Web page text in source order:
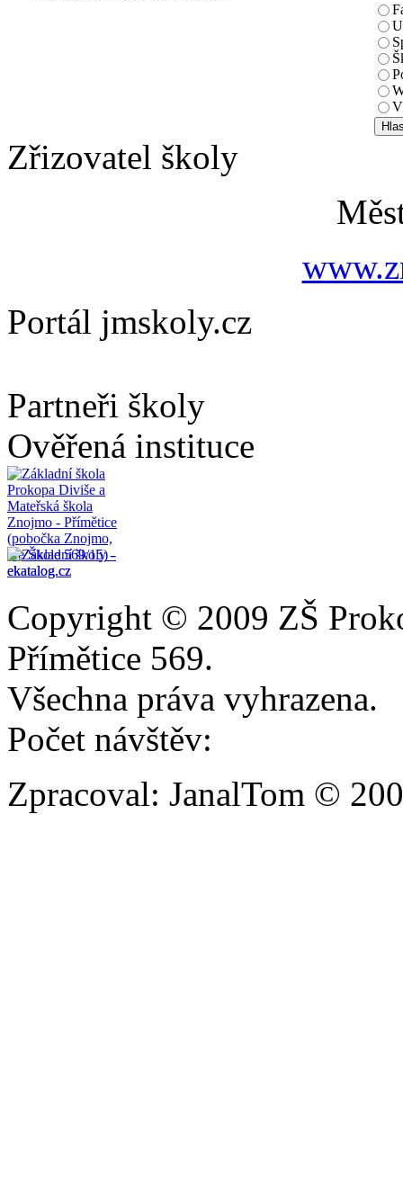
Zřizovatel školy
Portál jmskoly.cz
Partneři školy
Ověřená instituce
Copyright © 2009 ZŠ
Přímětice 569.
Všechna práva vyhrazena.
Počet návštěv:
Zpracoval: JanalTom ©